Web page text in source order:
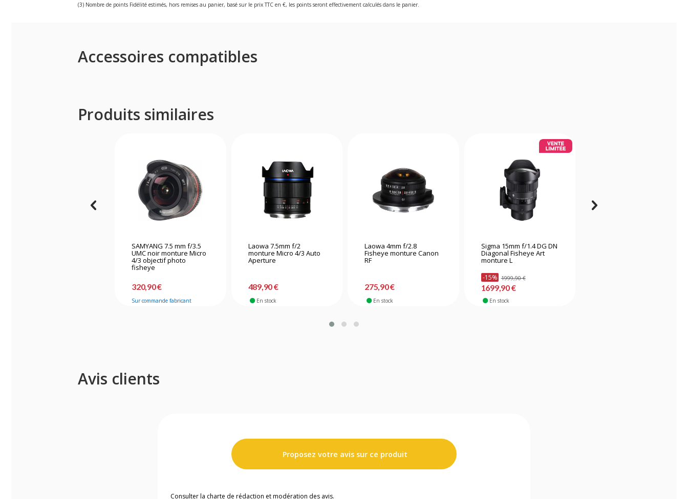
(3) Nombre de points Fidélité estimés, hors remises au panier, basé sur le prix TTC en €, les points seront effectivement calculés dans le panier.
Accessoires compatibles
Produits similaires
SAMYANG 7.5 mm f/3.5
UMC noir monture Micro
4/3 objectif photo
fisheye
320,90 €
Sur commande fabricant
Laowa 7.5mm f/2
monture Micro 4/3 Auto
Aperture
489,90 €
En stock
Laowa 4mm f/2.8
Fisheye monture Canon
RF
275,90 €
En stock
Sigma 15mm f/1.4 DG DN
Diagonal Fisheye Art
monture L
-15% 1999,90 €
1699,90 €
En stock
Avis clients
Proposez votre avis sur ce produit
Consulter la charte de rédaction et modération des avis.